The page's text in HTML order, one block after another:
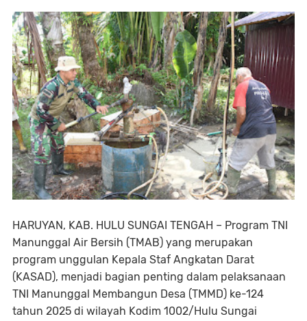
HARUYAN, KAB. HULU SUNGAI TENGAH – Program TNI
Manunggal Air Bersih (TMAB) yang merupakan
program unggulan Kepala Staf Angkatan Darat
(KASAD), menjadi bagian penting dalam pelaksanaan
TNI Manunggal Membangun Desa (TMMD) ke-124
tahun 2025 di wilayah Kodim 1002/Hulu Sungai